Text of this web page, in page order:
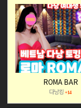
ROMA BAR
다낭킹+14